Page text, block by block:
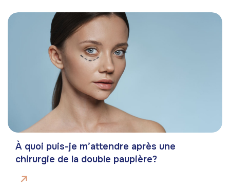
À quoi puis-je m’attendre après une
chirurgie de la double paupière?